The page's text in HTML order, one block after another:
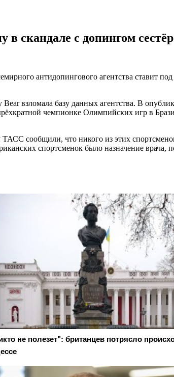
в скандале с допингом
антидопингового агентства ставит
взломала базу данных агентства. В
чемпионке Олимпийских игр в
сообщили, что никого из этих
спортсменок было назначение
не полезет": британцев потрясло